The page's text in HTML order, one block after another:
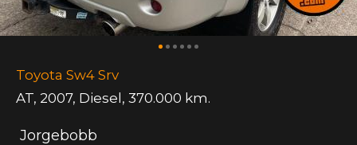
Toyota Sw4 Srv
AT, 2007, Diesel, 370.000 km.
Jorgebobb